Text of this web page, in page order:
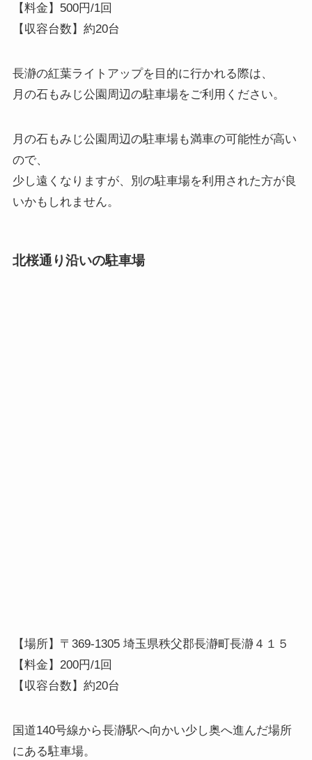
【料金】500円/1回
【収容台数】約20台
長瀞の紅葉ライトアップを目的に行かれる際は、
月の石もみじ公園周辺の駐車場をご利用ください。
月の石もみじ公園周辺の駐車場も満車の可能性が高い
ので、
少し遠くなりますが、別の駐車場を利用された方が良
いかもしれません。
北桜通り沿いの駐車場
【場所】〒369-1305 埼玉県秩父郡長瀞町長瀞４１５
【料金】200円/1回
【収容台数】約20台
国道140号線から長瀞駅へ向かい少し奥へ進んだ場所
にある駐車場。